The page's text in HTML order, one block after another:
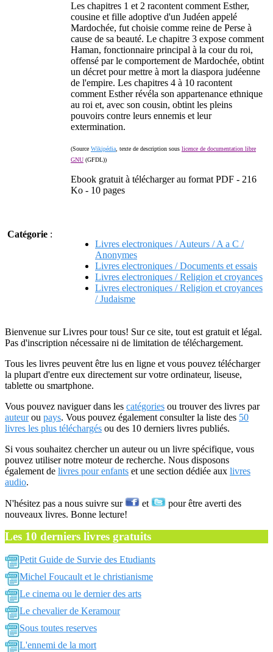
Les chapitres 1 et 2 racontent comment Esther,
cousine et fille adoptive d'un Judéen appelé
Mardochée, fut choisie comme reine de Perse à
cause de sa beauté. Le chapitre 3 expose comment
Haman, fonctionnaire principal à la cour du roi,
offensé par le comportement de Mardochée, obtint
un décret pour mettre à mort la diaspora judéenne
de l'empire. Les chapitres 4 à 10 racontent
comment Esther révéla son appartenance ethnique
au roi et, avec son cousin, obtint les pleins
pouvoirs contre leurs ennemis et leur
extermination.
(Source Wikipédia , texte de description sous licence de documentation libre
GNU (GFDL))
Ebook gratuit à télécharger au format PDF - 216
Ko - 10 pages
Catégorie :
Livres electroniques / Auteurs / A a C /
Anonymes
Livres electroniques / Documents et essais
Livres electroniques / Religion et croyances
Livres electroniques / Religion et croyances
/ Judaisme
Bienvenue sur Livres pour tous! Sur ce site, tout est gratuit et légal.
Pas d'inscription nécessaire ni de limitation de téléchargement.
Tous les livres peuvent être lus en ligne et vous pouvez télécharger
la plupart d'entre eux directement sur votre ordinateur, liseuse,
tablette ou smartphone.
Vous pouvez naviguer dans les catégories ou trouver des livres par
auteurou pays. Vous pouvez également consulter la liste des 50
livres les plus téléchargés ou des 10 derniers livres publiés.
Si vous souhaitez chercher un auteur ou un livre spécifique, vous
pouvez utiliser notre moteur de recherche. Nous disposons
également de livres pour enfants et une section dédiée aux livres
audio.
N'hésitez pas a nous suivre sur et
pour être averti des
nouveaux livres. Bonne lecture!
Les 10 derniers livres gratuits
Petit Guide de Survie des Etudiants
Michel Foucault et le christianisme
Le cinema ou le dernier des arts
Le chevalier de Keramour
Sous toutes reserves
L'ennemi de la mort